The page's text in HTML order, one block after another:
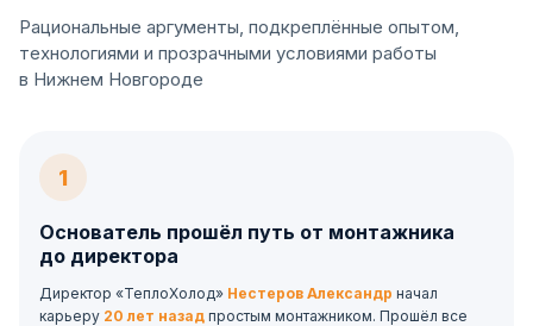
Рациональные аргументы, подкреплённые опытом,
технологиями и прозрачными условиями работы
в Нижнем Новгороде
1
Основатель прошёл путь от монтажника
до директора
Директор «ТеплоХолод» Нестеров Александр начал
карьеру 20 лет назад простым монтажником. Прошёл все